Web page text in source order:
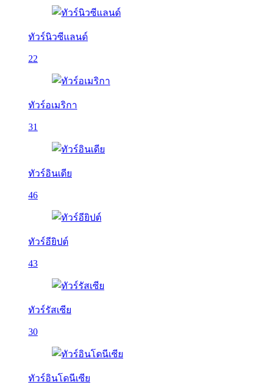
ทัวร์นิวซีแลนด์
22
ทัวร์อเมริกา
31
ทัวร์อินเดีย
46
ทัวร์อียิปต์
43
ทัวร์รัสเซีย
30
ทัวร์อินโดนีเซีย